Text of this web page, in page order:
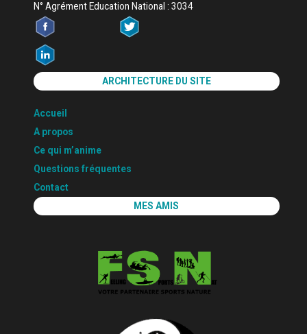
N° Agrément Education National : 3034
ARCHITECTURE DU SITE
Accueil
A propos
Ce qui m’anime
Questions fréquentes
Contact
MES AMIS